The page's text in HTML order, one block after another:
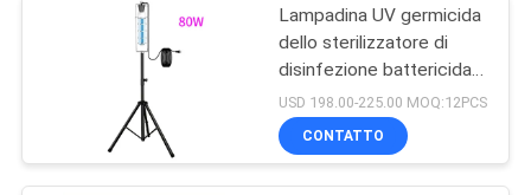
Lampadina UV germicida
dello sterilizzatore di
disinfezione battericida
UV-C portatile 254nm di
luce UV
USD 198.00-225.00 MOQ:12PCS
CONTATTO